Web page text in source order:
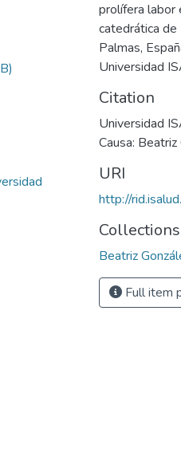
prolífera labor
catedrática
Palmas,
Universidad
Citation
Universidad
Causa:
URI
http://
Collections
Beatriz
Full item